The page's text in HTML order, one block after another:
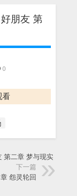
朋友 第
0
看
第二章 梦与现实
下一篇
怨灵轮回